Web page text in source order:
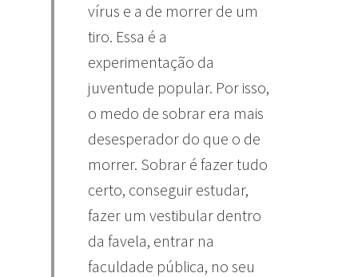
vírus e a de morrer de um
tiro. Essa é a
experimentação da
juventude popular. Por isso,
o medo de sobrar era mais
desesperador do que o de
morrer. Sobrar é fazer tudo
certo, conseguir estudar,
fazer um vestibular dentro
da favela, entrar na
faculdade pública, no seu